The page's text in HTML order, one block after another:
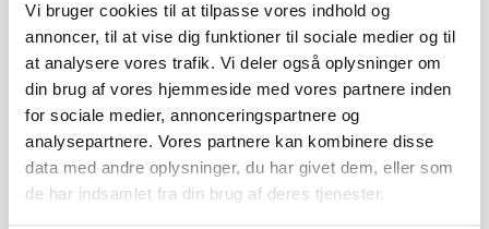
Vi bruger cookies til at tilpasse vores indhold og
annoncer, til at vise dig funktioner til sociale medier og til
at analysere vores trafik. Vi deler også oplysninger om
din brug af vores hjemmeside med vores partnere inden
for sociale medier, annonceringspartnere og
analysepartnere. Vores partnere kan kombinere disse
data med andre oplysninger, du har givet dem, eller som
de har indsamlet fra din brug af deres tjenester.
29,00kr.
23,20kr.ekskl. moms
Afhentning og forsendelse
Se detaljer